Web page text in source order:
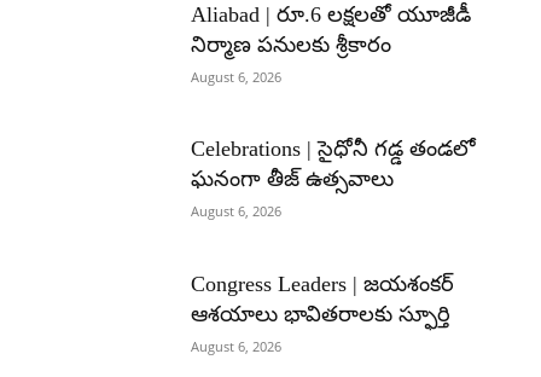
Aliabad | రూ.6 లక్షలతో యూజీడీ
నిర్మాణ పనులకు శ్రీకారం
August 6, 2026
Celebrations | సైధోనీ గడ్డ తండలో
ఘనంగా తీజ్ ఉత్సవాలు
August 6, 2026
Congress Leaders | జయశంకర్
ఆశయాలు భావితరాలకు స్ఫూర్తి
August 6, 2026